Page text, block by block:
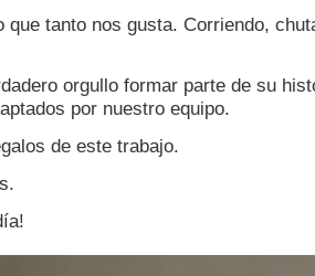
tanto nos gusta. Corriendo,
orgullo formar parte de su
por nuestro equipo.
de este trabajo.